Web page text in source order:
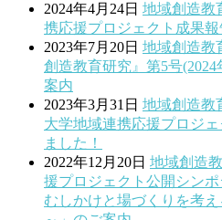
2024年4月24日 地域創造教
携応援プロジェクト成果報
2023年7月20日 地域創造教
創造教育研究』第5号
案内
2023年3月31日 地域創造教
大学地域連携応援プロジ
ました！
2022年12月20日 地域創造
援プロジェクト公開シン
むしかけと場づくりを考